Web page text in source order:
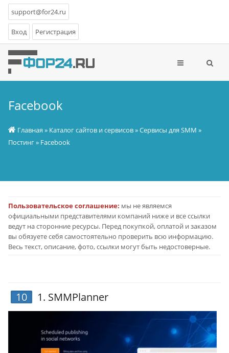
support@for24.ru
Вход Регистрация
Facebook
Главная » Каталог сайтов и сервисов»Сервисы для SMM »
Постинг» Facebook
Пользовательское соглашение: мы не являемся
официальными представителями компаний ниже и все ссылки
ведут на сторонние ресурсы. Перед покупкой, оплатой и заказом
вы обязуете себя самостоятельно проверить всю информацию.
Весь текст, описание, фото, ссылки могут быть недостоверные.
10 1. SMMPlanner